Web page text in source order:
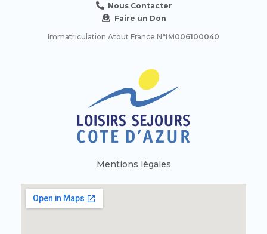
Nous Contacter
Faire un Don
Immatriculation Atout France N°IM006100040
Mentions légales